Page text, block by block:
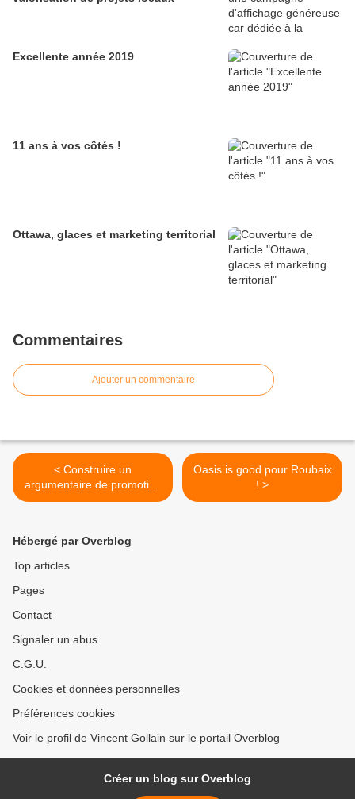
Excellente année 2019
11 ans à vos côtés !
Ottawa, glaces et marketing territorial
Commentaires
Ajouter un commentaire
< Construire un
argumentaire de promotion
pour son territoire
Oasis is good pour Roubaix
! >
Hébergé par Overblog
Top articles
Pages
Contact
Signaler un abus
C.G.U.
Cookies et données personnelles
Préférences cookies
Voir le profil de Vincent Gollain sur le portail Overblog
Créer un blog sur Overblog